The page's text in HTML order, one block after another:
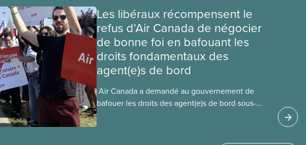
Les libéraux récompensent le
refus d’Air Canada de négocier
de bonne foi en bafouant les
droits fondamentaux des
agent(e)s de bord
​ Air Canada a demandé au gouvernement de
bafouer les droits des agent(e)s de bord sous-